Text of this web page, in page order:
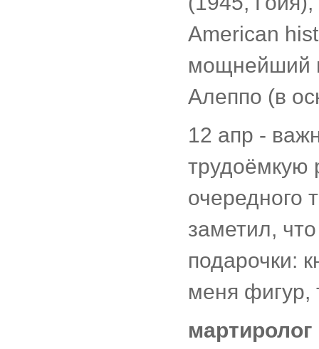
American
мощнейший
Алеппо (в
12 апр -
трудоёмкую
очередного
заметил,
подарочки:
меня фигур,
мартиролог